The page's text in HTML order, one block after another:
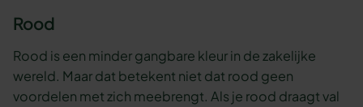
Rood
Rood is een minder gangbare kleur in de zakelijke
wereld. Maar dat betekent niet dat rood geen
voordelen met zich meebrengt. Als je rood draagt val